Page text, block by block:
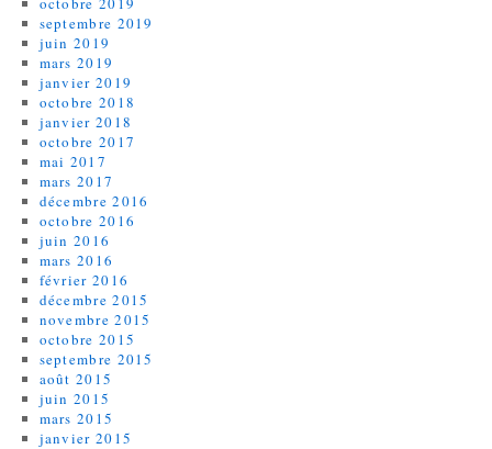
septembre 2019
juin 2019
mars 2019
janvier 2019
octobre 2018
janvier 2018
octobre 2017
mai 2017
mars 2017
décembre 2016
octobre 2016
juin 2016
mars 2016
février 2016
décembre 2015
novembre 2015
octobre 2015
septembre 2015
août 2015
juin 2015
mars 2015
janvier 2015